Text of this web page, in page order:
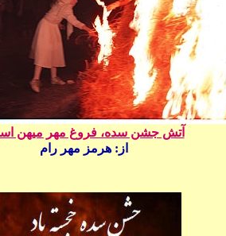
آتش جشن سده، فروغ مهر میهن
از: هرمز مهر رام